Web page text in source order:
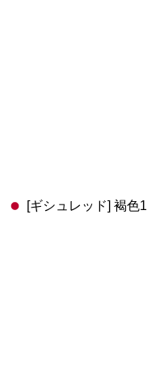
[ギシュレッド] 褐色1